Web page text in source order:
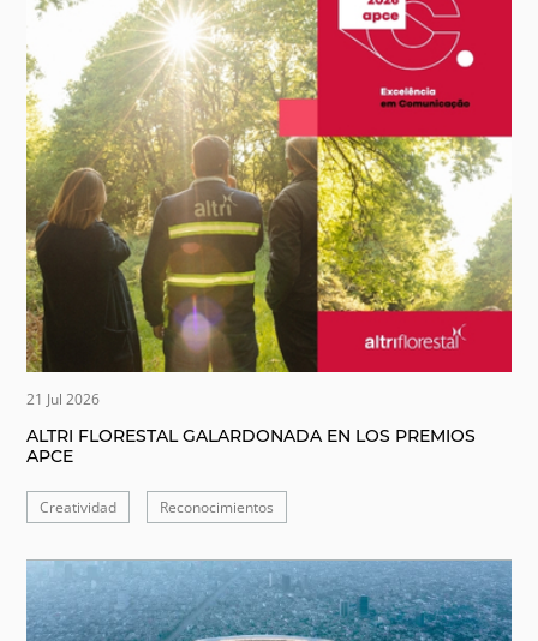
ALTRI FLORESTAL GALARDONADA EN LOS PREMIOS
APCE
21 Jul 2026
Creatividad Reconocimientos